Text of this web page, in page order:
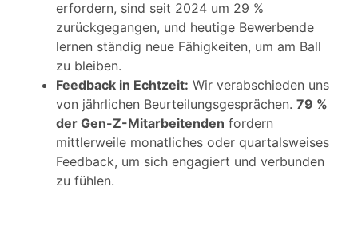
erfordern, sind seit 2024 um 29 %
zurückgegangen, und heutige Bewerbende
lernen ständig neue Fähigkeiten, um am Ball
zu bleiben.
Feedback in Echtzeit: Wir verabschieden uns
von jährlichen Beurteilungsgesprächen. 79 %
der Gen-Z-Mitarbeitenden fordern
mittlerweile monatliches oder quartalsweises
Feedback, um sich engagiert und verbunden
zu fühlen.